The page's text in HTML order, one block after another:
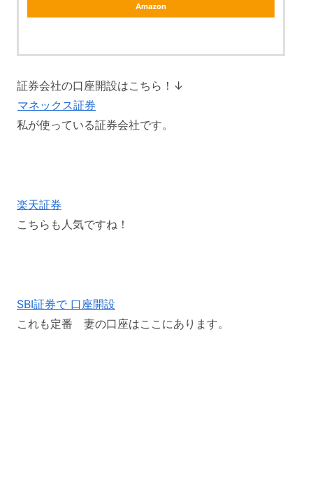
Amazon
証券会社の口座開設はこちら！↓
マネックス証券
私が使っている証券会社です。
楽天証券
こちらも人気ですね！
SBI証券で 口座開設
これも定番 妻の口座はここにあります。